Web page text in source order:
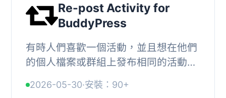
Re-post Activity for
BuddyPress
有時人們喜歡一個活動，並且想在他們
的個人檔案或群組上發布相同的活動。,
求。, 如何使用？, , 按一下任何活動的
2026-05-30·安裝：90+